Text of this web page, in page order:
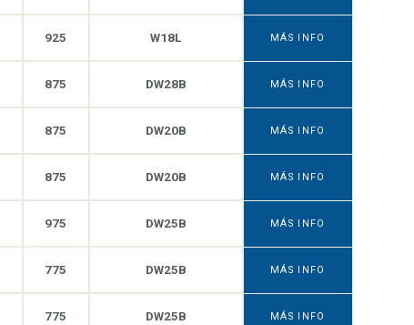
925 W18L MÁS INFO
875 DW28B MÁS INFO
875 DW20B MÁS INFO
875 DW20B MÁS INFO
975 DW25B MÁS INFO
775 DW25B MÁS INFO
775 DW25B MÁS INFO